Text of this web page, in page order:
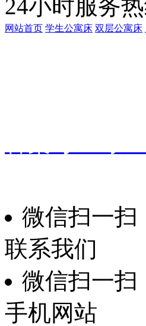
24小时服务热
网站首页 学生公寓床 双层公寓床
微信扫一扫
联系我们
微信扫一扫
手机网站